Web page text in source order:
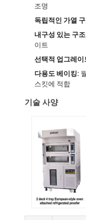
조명
독립적인 가열
내구성 있는 구
이트
선택적 업그레이
다용도 베이킹:
스킷에 적합
기술 사양